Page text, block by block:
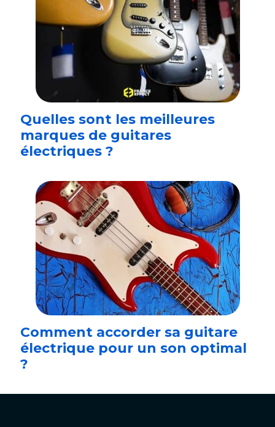
Quelles sont les meilleures
marques de guitares
électriques ?
Comment accorder sa guitare
électrique pour un son optimal
?